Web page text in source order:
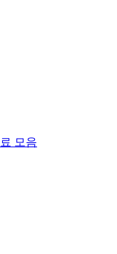
모음